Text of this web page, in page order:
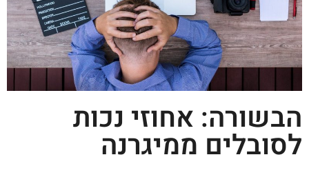
הבשורה: אחוזי נכות
לסובלים ממיגרנה